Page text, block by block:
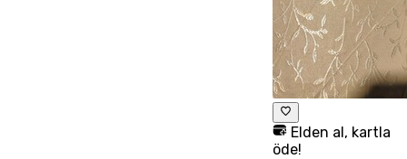
Elden al, kartla
öde!